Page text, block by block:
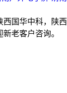
西国华中科，陕西
老客户咨询。